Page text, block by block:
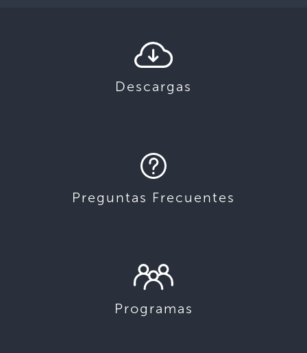
Descargas
Preguntas Frecuentes
Programas